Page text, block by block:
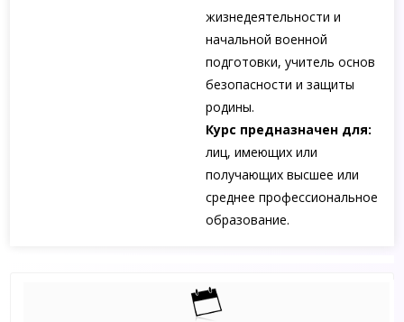
жизнедеятельности и
начальной военной
подготовки, учитель основ
безопасности и защиты
родины.
Курс предназначен для:
лиц, имеющих или
получающих высшее или
среднее профессиональное
образование.